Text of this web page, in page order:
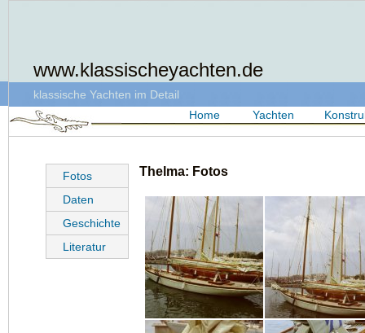
www.klassischeyachten.de
klassische Yachten im Detail
Home
Yachten
Fotos
Daten
Geschichte
Literatur
Thelma: Fotos